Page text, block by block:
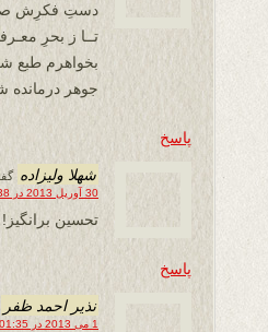
دستِ فکرِش
تــا ز بحرِ
بخواهرم طبع
جوهر درمانده
پاسخ
شهلا ولیزاده
30 آوریل 2013 در 15:38
تحسین برانگیز!
پاسخ
نذیر احمد ظفر
1 می 2013 در 01:35